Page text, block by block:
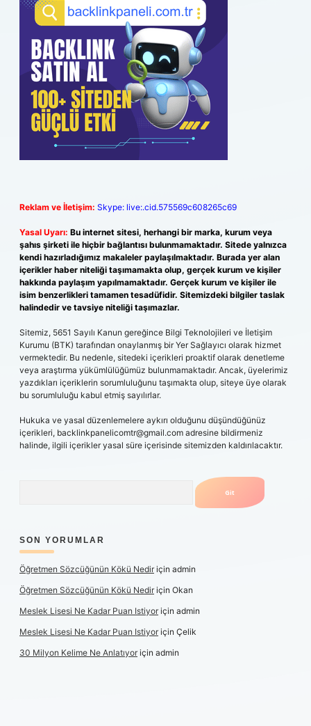
Reklam ve İletişim: Skype: live:.cid.575569c608265c69
Yasal Uyarı: Bu internet sitesi, herhangi bir marka, kurum veya
şahıs şirketi ile hiçbir bağlantısı bulunmamaktadır. Sitede yalnızca
kendi hazırladığımız makaleler paylaşılmaktadır. Burada yer alan
içerikler haber niteliği taşımamakta olup, gerçek kurum ve kişiler
hakkında paylaşım yapılmamaktadır. Gerçek kurum ve kişiler ile
isim benzerlikleri tamamen tesadüfidir. Sitemizdeki bilgiler taslak
halindedir ve tavsiye niteliği taşımazlar.
Sitemiz, 5651 Sayılı Kanun gereğince Bilgi Teknolojileri ve İletişim
Kurumu (BTK) tarafından onaylanmış bir Yer Sağlayıcı olarak hizmet
vermektedir. Bu nedenle, sitedeki içerikleri proaktif olarak denetleme
veya araştırma yükümlülüğümüz bulunmamaktadır. Ancak, üyelerimiz
yazdıkları içeriklerin sorumluluğunu taşımakta olup, siteye üye olarak
bu sorumluluğu kabul etmiş sayılırlar.
Hukuka ve yasal düzenlemelere aykırı olduğunu düşündüğünüz
içerikleri, backlinkpanelicomtr@gmail.com adresine bildirmeniz
halinde, ilgili içerikler yasal süre içerisinde sitemizden kaldırılacaktır.
SON YORUMLAR
Öğretmen Sözcüğünün Kökü Nediriçin admin
Öğretmen Sözcüğünün Kökü Nediriçin Okan
Meslek Lisesi Ne Kadar Puan Istiyoriçin admin
Meslek Lisesi Ne Kadar Puan Istiyoriçin Çelik
30 Milyon Kelime Ne Anlatıyoriçin admin